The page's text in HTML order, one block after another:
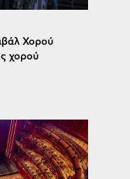
Χορού
χορού